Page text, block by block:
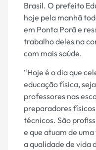
Brasil. O prefeito
hoje pela manhã
em Ponta Porã e
trabalho deles na
com mais saúde.
“Hoje é o dia que
educação física,
professores nas
preparadores
técnicos. São
e que atuam de
a qualidade de vida